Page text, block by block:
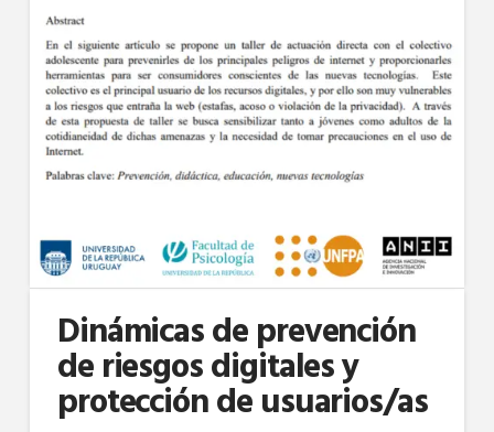
Dinámicas de prevención
de riesgos digitales y
protección de usuarios/as